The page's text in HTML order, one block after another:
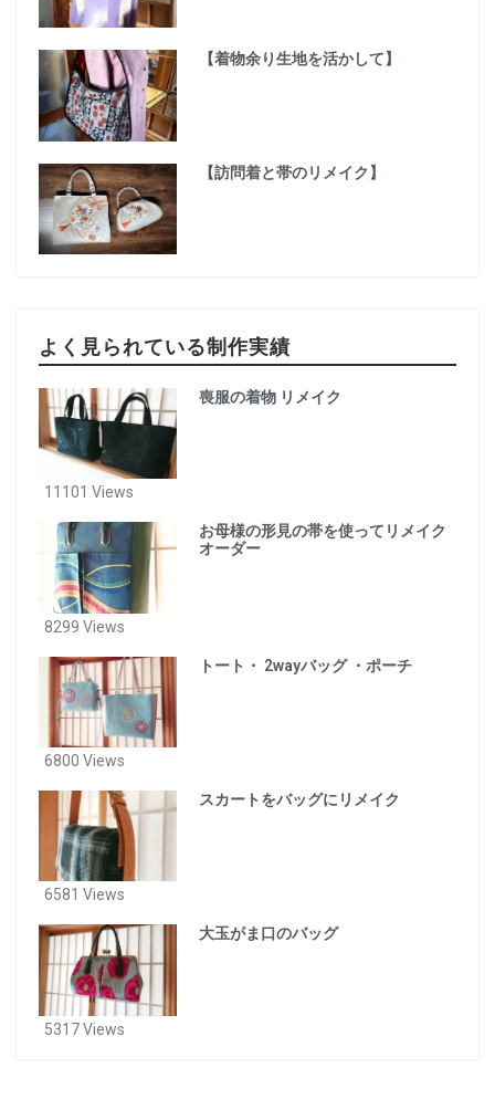
【着物余り生地を活かして】
【訪問着と帯のリメイク】
よく見られている制作実績
喪服の着物 リメイク
11101 Views
お母様の形見の帯を使ってリメイク
オーダー
8299 Views
トート・ 2wayバッグ ・ポーチ
6800 Views
スカートをバッグにリメイク
6581 Views
大玉がま口のバッグ
5317 Views